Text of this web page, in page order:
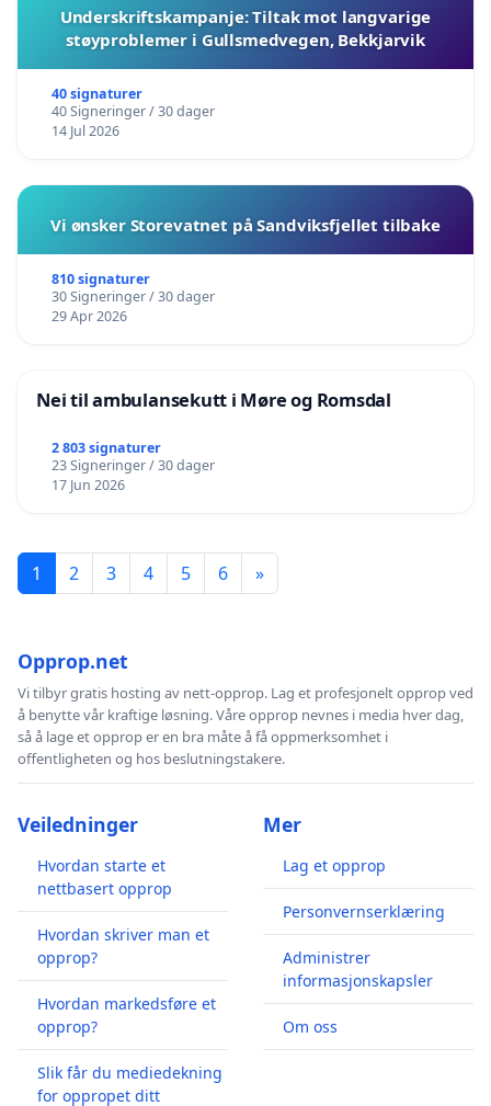
Underskriftskampanje: Tiltak mot langvarige
støyproblemer i Gullsmedvegen, Bekkjarvik
40 signaturer
40 Signeringer / 30 dager
14 Jul 2026
Vi ønsker Storevatnet på Sandviksfjellet tilbake
810 signaturer
30 Signeringer / 30 dager
29 Apr 2026
Nei til ambulansekutt i Møre og Romsdal
2 803 signaturer
23 Signeringer / 30 dager
17 Jun 2026
1 2 3 4 5 6 »
Opprop.net
Vi tilbyr gratis hosting av nett-opprop. Lag et profesjonelt opprop ved
å benytte vår kraftige løsning. Våre opprop nevnes i media hver dag,
så å lage et opprop er en bra måte å få oppmerksomhet i
offentligheten og hos beslutningstakere.
Veiledninger
Hvordan starte et
nettbasert opprop
Hvordan skriver man et
opprop?
Hvordan markedsføre et
opprop?
Slik får du mediedekning
for oppropet ditt
Mer
Lag et opprop
Personvernserklæring
Administrer
informasjonskapsler
Om oss